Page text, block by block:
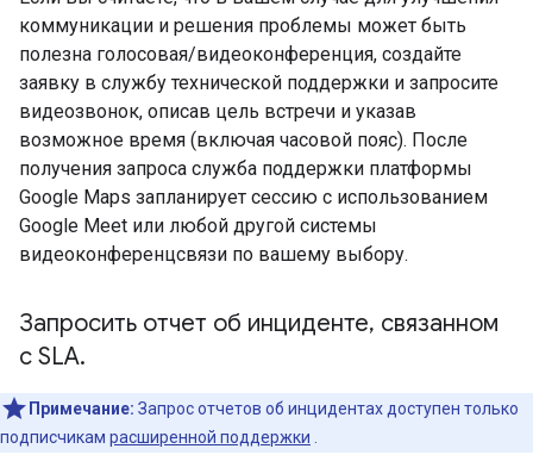
коммуникации и решения проблемы может быть
полезна голосовая/видеоконференция, создайте
заявку в службу технической поддержки и запросите
видеозвонок, описав цель встречи и указав
возможное время (включая часовой пояс). После
получения запроса служба поддержки платформы
Google Maps запланирует сессию с использованием
Google Meet или любой другой системы
видеоконференцсвязи по вашему выбору.
Запросить отчет об инциденте, связанном
с SLA.
Примечание: Запрос отчетов об инцидентах доступен только
подписчикам расширенной поддержки